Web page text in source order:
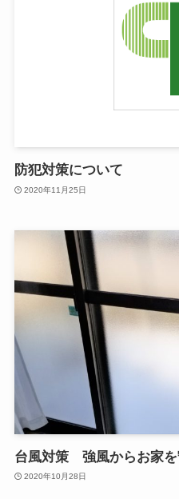
防犯対策について
2020年11月25日
台風対策 強風からお家
2020年10月28日